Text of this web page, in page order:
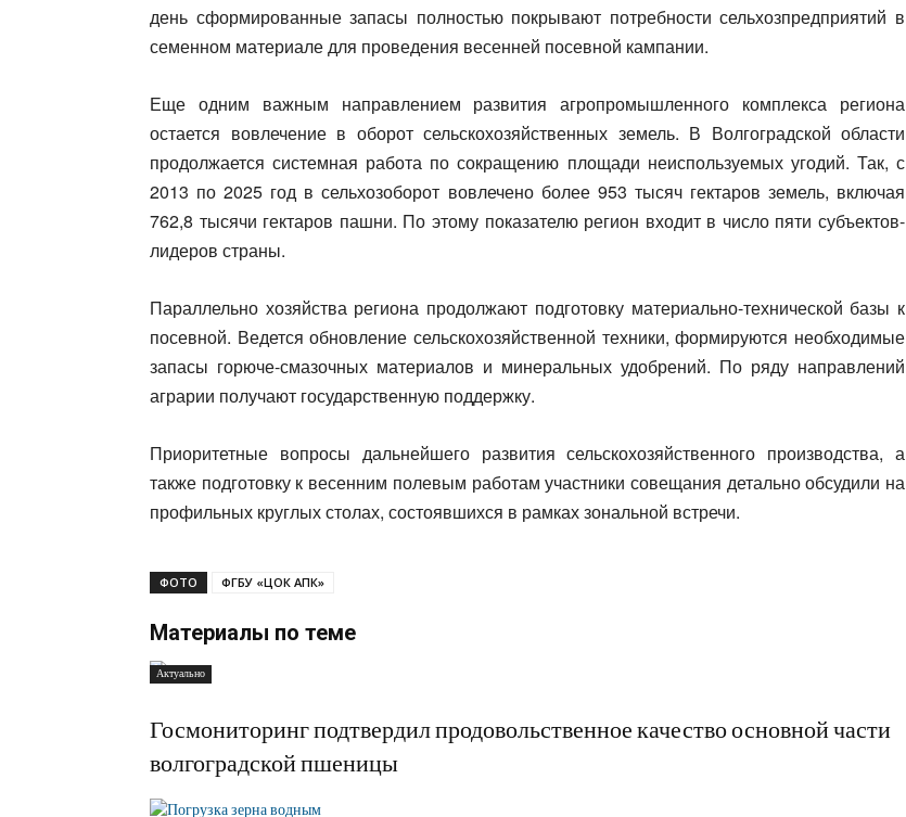
день сформированные запасы полностью покрывают потребности сельхозпредприятий в
семенном материале для проведения весенней посевной кампании.
Еще одним важным направлением развития агропромышленного комплекса региона
остается вовлечение в оборот сельскохозяйственных земель. В Волгоградской области
продолжается системная работа по сокращению площади неиспользуемых угодий. Так, с
2013 по 2025 год в сельхозоборот вовлечено более 953 тысяч гектаров земель, включая
762,8 тысячи гектаров пашни. По этому показателю регион входит в число пяти субъектов-
лидеров страны.
Параллельно хозяйства региона продолжают подготовку материально-технической базы к
посевной. Ведется обновление сельскохозяйственной техники, формируются необходимые
запасы горюче-смазочных материалов и минеральных удобрений. По ряду направлений
аграрии получают государственную поддержку.
Приоритетные вопросы дальнейшего развития сельскохозяйственного производства, а
также подготовку к весенним полевым работам участники совещания детально обсудили на
профильных круглых столах, состоявшихся в рамках зональной встречи.
ФОТО ФГБУ «ЦОК АПК»
Материалы по теме
Актуально
Госмониторинг подтвердил продовольственное качество основной части
волгоградской пшеницы